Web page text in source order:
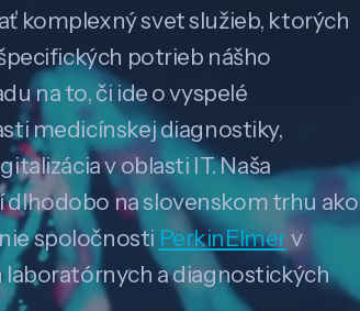
komplexný svet služieb, ktorých
potrieb nášho
na to, či ide o vyspelé
medicínskej diagnostiky,
v oblasti IT. Naša
na slovenskom trhu ako
spoločnosti PerkinElmerv
laboratórnych a diagnostických